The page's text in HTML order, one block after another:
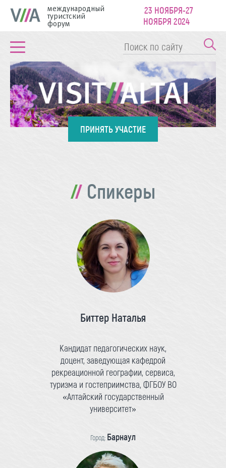
международный
туристский
форум
23 НОЯБРЯ-27
НОЯБРЯ 2024
ПРИНЯТЬ УЧАСТИЕ
Спикеры
Биттер Наталья
Кандидат педагогических наук,
доцент, заведующая кафедрой
рекреационной географии, сервиса,
туризма и гостеприимства, ФГБОУ ВО
«Алтайский государственный
университет»
Город: Барнаул